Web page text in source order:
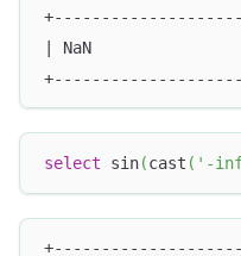
| NaN
select sin(cast ( '-